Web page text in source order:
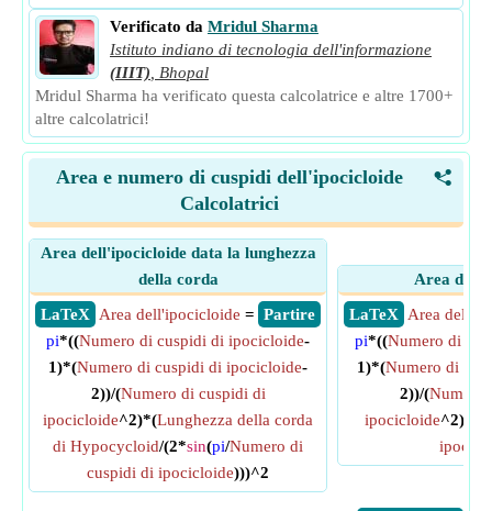
Verificato da Mridul Sharma
Istituto indiano di tecnologia dell'informazione
(IIIT)
Bhopal
Mridul Sharma ha verificato questa calcolatrice e altre 1700+
altre calcolatrici!
<
Area e numero di cuspidi dell'ipocicloide
Calcolatrici
Area dell'ipocicloide data la lunghezza
della corda
​ LaTeX
​ Partire
Area dell'ipocicloide =
pi*((Numero di cuspidi di ipocicloide-
1)*(Numero di cuspidi di ipocicloide-
2))/(Numero di cuspidi di
ipocicloide^2)*(Lunghezza della corda
di Hypocycloid/(2*sin(pi/Numero di
cuspidi di ipocicloide)))^2
Area
​ LaTeX
Area
pi*((Numero di
1)*(Numero di
2))/(Numero
ipocicloide^2)*